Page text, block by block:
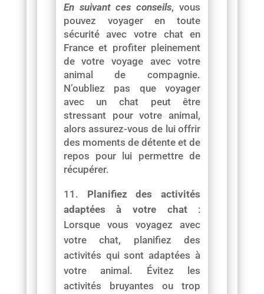
En suivant ces conseils, vous
pouvez voyager en toute
sécurité avec votre chat en
France et profiter pleinement
de votre voyage avec votre
animal de compagnie.
N’oubliez pas que voyager
avec un chat peut être
stressant pour votre animal,
alors assurez-vous de lui offrir
des moments de détente et de
repos pour lui permettre de
récupérer.
Planifiez des activités
adaptées à votre chat:
Lorsque vous voyagez avec
votre chat, planifiez des
activités qui sont adaptées à
votre animal. Évitez les
activités bruyantes ou trop